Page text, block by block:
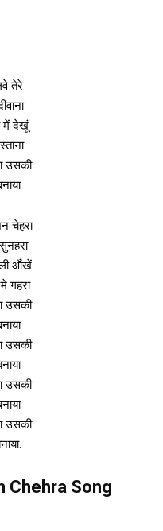
तेरे
में देखूं
उसकी
चेहरा
ऑंखें
गहरा
उसकी
उसकी
उसकी
उसकी
Chehra Song